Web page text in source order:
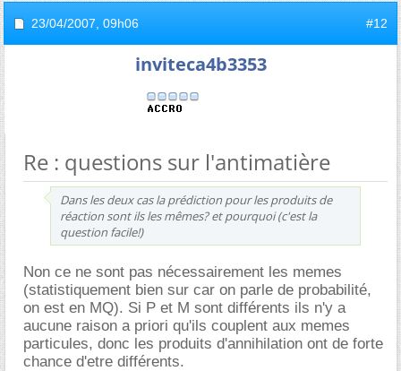
23/04/2007, 09h06 #12
inviteca4b3353
Re : questions sur l'antimatière
Dans les deux cas la prédiction pour les produits de
réaction sont ils les mêmes? et pourquoi (c'est la
question facile!)
Non ce ne sont pas nécessairement les memes
(statistiquement bien sur car on parle de probabilité,
on est en MQ). Si P et M sont différents ils n'y a
aucune raison a priori qu'ils couplent aux memes
particules, donc les produits d'annihilation ont de forte
chance d'etre différents.